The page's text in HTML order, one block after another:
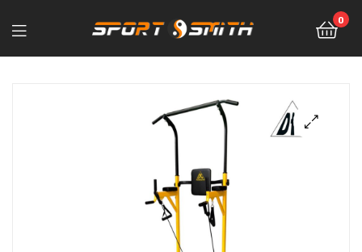
Sport-
магазин
спортивных
товаров
0